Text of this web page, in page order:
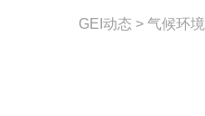
GEI动态 > 气候环境